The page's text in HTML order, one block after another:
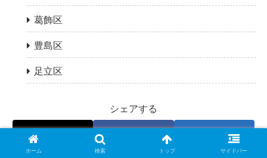
葛飾区
豊島区
足立区
シェアする
はてブ
ホーム 検索 トップ サイドバー